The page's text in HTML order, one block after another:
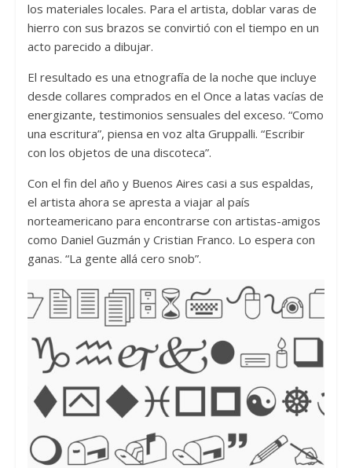
los materiales locales. Para el artista, doblar varas de
hierro con sus brazos se convirtió con el tiempo en un
acto parecido a dibujar.
El resultado es una etnografía de la noche que incluye
desde collares comprados en el Once a latas vacías de
energizante, testimonios sensuales del exceso. “Como
una escritura”, piensa en voz alta Gruppalli. “Escribir
con los objetos de una discoteca”.
Con el fin del año y Buenos Aires casi a sus espaldas,
el artista ahora se apresta a viajar al país
norteamericano para encontrarse con artistas-amigos
como Daniel Guzmán y Cristian Franco. Lo espera con
ganas. “La gente allá cero snob”.